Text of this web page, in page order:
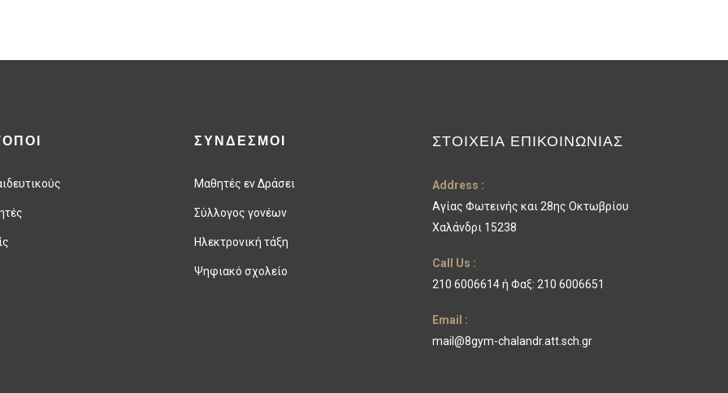
ΣΥΝΔΕΣΜΟΙ
Μαθητές εν Δράσει
Σύλλογος γονέων
Ηλεκτρονική τάξη
Ψηφιακό σχολείο
ΣΤΟΙΧΕΊΑ ΕΠΙΚΟΙΝΩΝΊΑΣ
Address :
Αγίας Φωτεινής και 28ης Οκτωβρίου
Χαλάνδρι 15238
Call Us :
210 6006614 ή Φαξ: 210 6006651
Email :
mail@8gym-chalandr.att.sch.gr